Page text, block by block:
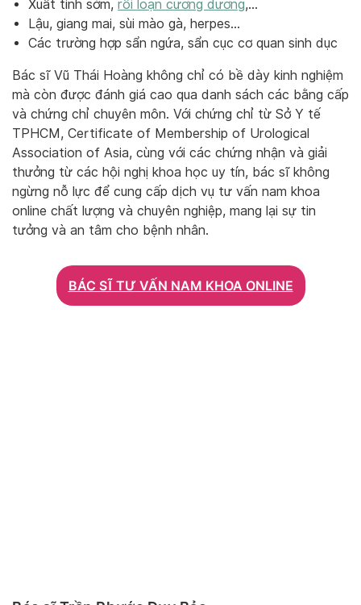
Xuất tinh sớm, rối loạn cương dương,…
Lậu, giang mai, sùi mào gà, herpes…
Các trường hợp sẩn ngứa, sẩn cục cơ quan sinh dục
Bác sĩ Vũ Thái Hoàng không chỉ có bề dày kinh nghiệm
mà còn được đánh giá cao qua danh sách các bằng cấp
và chứng chỉ chuyên môn. Với chứng chỉ từ Sở Y tế
TPHCM, Certificate of Membership of Urological
Association of Asia, cùng với các chứng nhận và giải
thưởng từ các hội nghị khoa học uy tín, bác sĩ không
ngừng nỗ lực để cung cấp dịch vụ tư vấn nam khoa
online chất lượng và chuyên nghiệp, mang lại sự tin
tưởng và an tâm cho bệnh nhân.
BÁC SĨ TƯ VẤN NAM KHOA ONLINE